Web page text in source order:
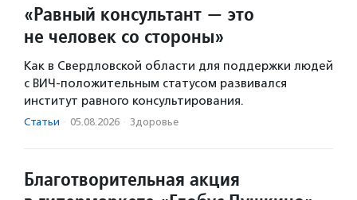
«Равный консультант — это
не человек со стороны»
Как в Свердловской области для поддержки людей
с ВИЧ-положительным статусом развивался
институт равного консультирования.
Статьи · 05.08.2026 · Здоровье
Благотворительная акция